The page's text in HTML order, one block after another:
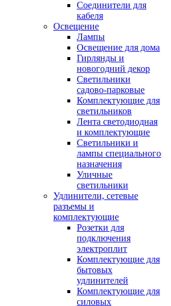
Соединители для
кабеля
Освещение
Лампы
Освещение для дома
Гирлянды и
новогодний декор
Светильники
садово-парковые
Комплектующие для
светильников
Лента светодиодная
и комплектующие
Светильники и
лампы специального
назначения
Уличные
светильники
Удлинители, сетевые
разъемы и
комплектующие
Розетки для
подключения
электроплит
Комплектующие для
бытовых
удлинителей
Комплектующие для
силовых